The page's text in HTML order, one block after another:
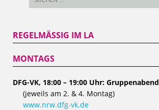
REGELMÄSSIG IM LA
MONTAGS
DFG-VK, 18:00 – 19:00 Uhr: Gruppenabend
(jeweils am 2. & 4. Montag)
www.nrw.dfg-vk.de